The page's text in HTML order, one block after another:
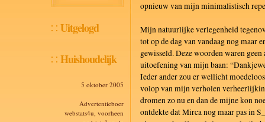
Uitgelogd
Huishoudelijk
5 oktober 2005
Advertentieboer
webstats4u, voorheen
opnieuw van mijn minimalistisch
Mijn natuurlijke verlegenheid
tot op de dag van vandaag nog maar
gewisseld. Deze woorden waren
uitoefening van mijn baan:
Ieder ander zou er wellicht
volop van mijn verholen
dromen zo nu en dan de mijne kon
ontdekte dat Mirca nog maar pas in